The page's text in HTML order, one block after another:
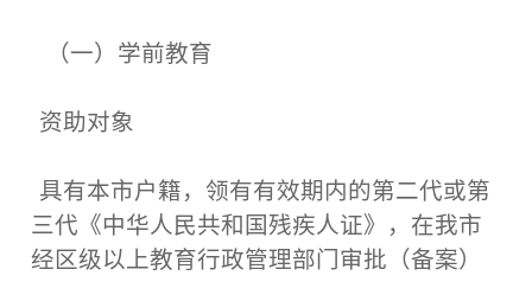
（一）学前教育
资助对象
具有本市户籍，领有有效期内的第二代或第
三代《中华人民共和国残疾人证》，在我市
经区级以上教育行政管理部门审批（备案）